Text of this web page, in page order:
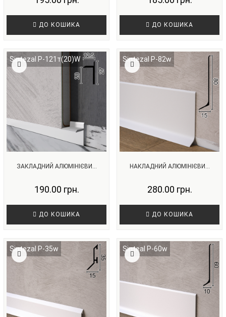
ДО КОШИКА ДО КОШИКА
Sintezal P-121т(20)W
ЗАКЛАДНИЙ АЛЮМІНІЄВИ...
190.00 грн.
ДО КОШИКА
Sintezal P-82w
НАКЛАДНИЙ АЛЮМІНІЄВИ...
280.00 грн.
ДО КОШИКА
Sintezal P-35w Sinteal P-60w